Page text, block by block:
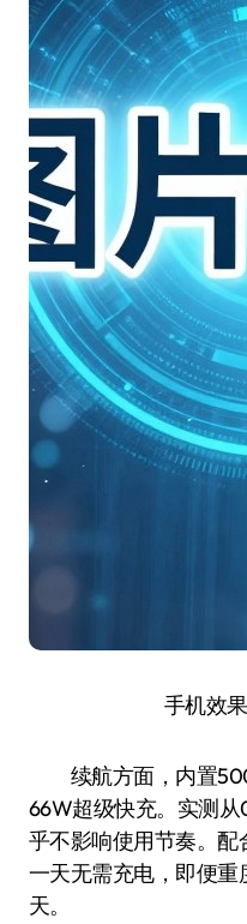
手机效
续航方面，内置
66W超级快充。实测从
乎不影响使用节奏。
一天无需充电，即便
天。